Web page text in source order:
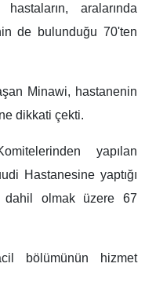
aralarında
de bulunduğu 70'ten
Minawi, hastanenin
dikkati çekti.
yapılan
Hastanesine yaptığı
dahil olmak üzere 67
bölümünün hizmet